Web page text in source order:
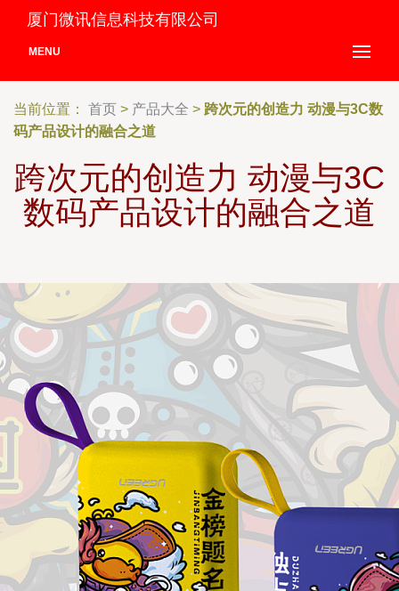
厦门微讯信息科技有限公司
MENU
当前位置： 首页 > 产品大全 > 跨次元的创造力 动漫与3C数
码产品设计的融合之道
跨次元的创造力 动漫与3C
数码产品设计的融合之道